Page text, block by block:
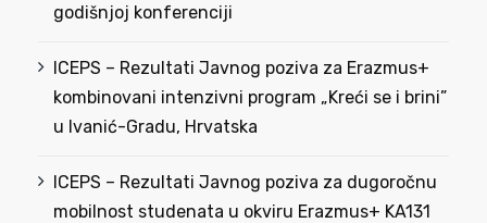
godišnjoj konferenciji
ICEPS – Rezultati Javnog poziva za Erazmus+
kombinovani intenzivni program „Kreći se i brini”
u Ivanić-Gradu, Hrvatska
ICEPS – Rezultati Javnog poziva za dugoročnu
mobilnost studenata u okviru Erazmus+ KA131